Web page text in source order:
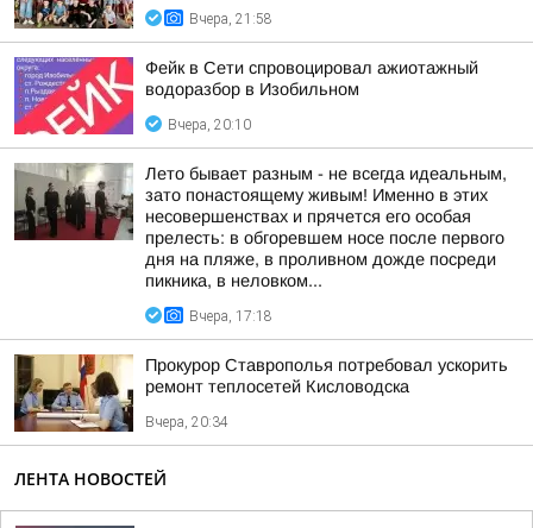
Вчера, 21:58
Фейк в Сети спровоцировал ажиотажный
водоразбор в Изобильном
Вчера, 20:10
Лето бывает разным - не всегда идеальным,
зато понастоящему живым! Именно в этих
несовершенствах и прячется его особая
прелесть: в обгоревшем носе после первого
дня на пляже, в проливном дожде посреди
пикника, в неловком...
Вчера, 17:18
Прокурор Ставрополья потребовал ускорить
ремонт теплосетей Кисловодска
Вчера, 20:34
ЛЕНТА НОВОСТЕЙ